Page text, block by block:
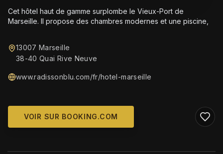
Cet hôtel haut de gamme surplombe le Vieux-Port de
Marseille. Il propose des chambres modernes et une piscine,
13007 Marseille
38-40 Quai Rive Neuve
www.radissonblu.com/fr/hotel-marseille
VOIR SUR BOOKING.COM